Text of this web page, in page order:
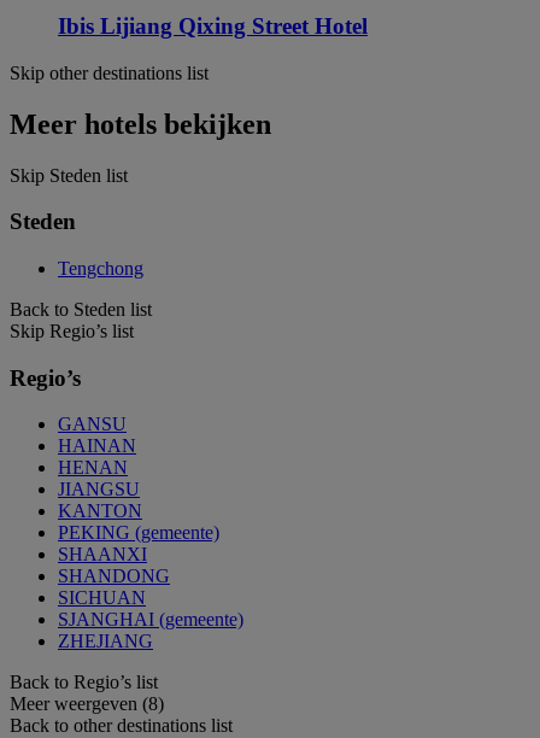
Ibis Lijiang Qixing Street Hotel
Skip other destinations list
Meer hotels bekijken
Skip Steden list
Steden
Tengchong
Back to Steden list
Skip Regio’s list
Regio’s
GANSU
HAINAN
HENAN
JIANGSU
KANTON
PEKING (gemeente)
SHAANXI
SHANDONG
SICHUAN
SJANGHAI (gemeente)
ZHEJIANG
Back to Regio’s list
Meer weergeven (8)
Back to other destinations list